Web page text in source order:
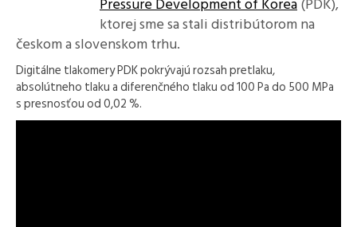
ktorej sme sa stali distribútorom na
českom a slovenskom trhu.
Digitálne tlakomery PDK pokrývajú rozsah pretlaku,
absolútneho tlaku a diferenčného tlaku od 100 Pa do 500 MPa
s presnosťou od 0,02 %.